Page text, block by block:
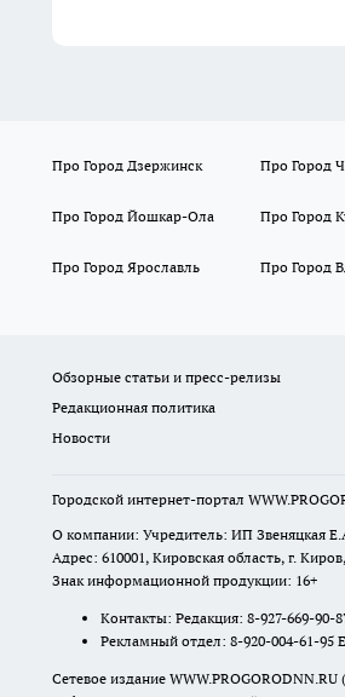
Про Город Дзержинск Про Город
Про Город Йошкар-Ола Про Город
Про Город Ярославль Про Город
Обзорные статьи и пресс-релизы
Редакционная политика
Новости
Городской интернет-портал
О компании: Учредитель: ИП Звеняцкая
Адрес: 610001, Кировская область, г.
Знак информационной продукции: 16+
Контакты: Редакция: 8-927-669-
Рекламный отдел: 8-920-004-61-95
Сетевое издание